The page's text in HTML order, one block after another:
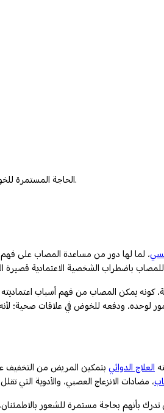
الحاجة المستمرة للخوض في علاقة جديدة بعد انتهاء العلاقة السابقة، و ذلك لشعوره بالخوف من أن يصبح وحيدا.
، لما لها دور من مساعدة المصاب على فهم
كونه يمكن المصاب من فهم أسباب
لوحده، ودفعه للخوض في علاقات صحية؛
العلاج الدوائي بتمكين المريض من التخفيف
بحاجة مستمرة للشعور بالاطمئنان،